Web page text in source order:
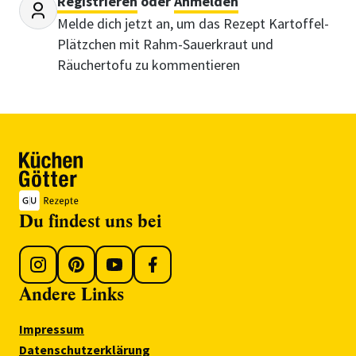
Melde dich jetzt an, um das Rezept Kartoffel-
Plätzchen mit Rahm-Sauerkraut und
Räuchertofu zu kommentieren
Du findest uns bei
Andere Links
Impressum
Datenschutzerklärung